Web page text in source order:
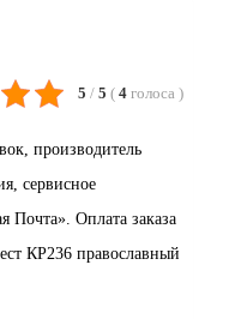
5 / 5 ( 4 голоса )
производитель
сервисное
Почта». Оплата заказа
КР236 православный